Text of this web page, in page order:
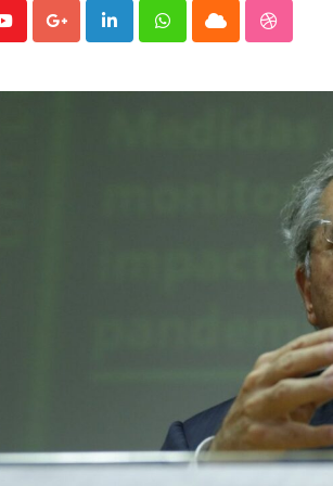
YoutubeGoogle+LinkedInWhatsappCloud